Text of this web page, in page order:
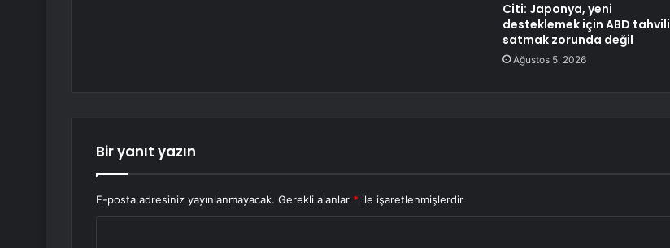
Citi: Japonya, yeni
desteklemek için ABD tahvili
satmak zorunda değil
Ağustos 5, 2026
Bir yanıt yazın
E-posta adresiniz yayınlanmayacak. Gerekli alanlar * ile işaretlenmişlerdir